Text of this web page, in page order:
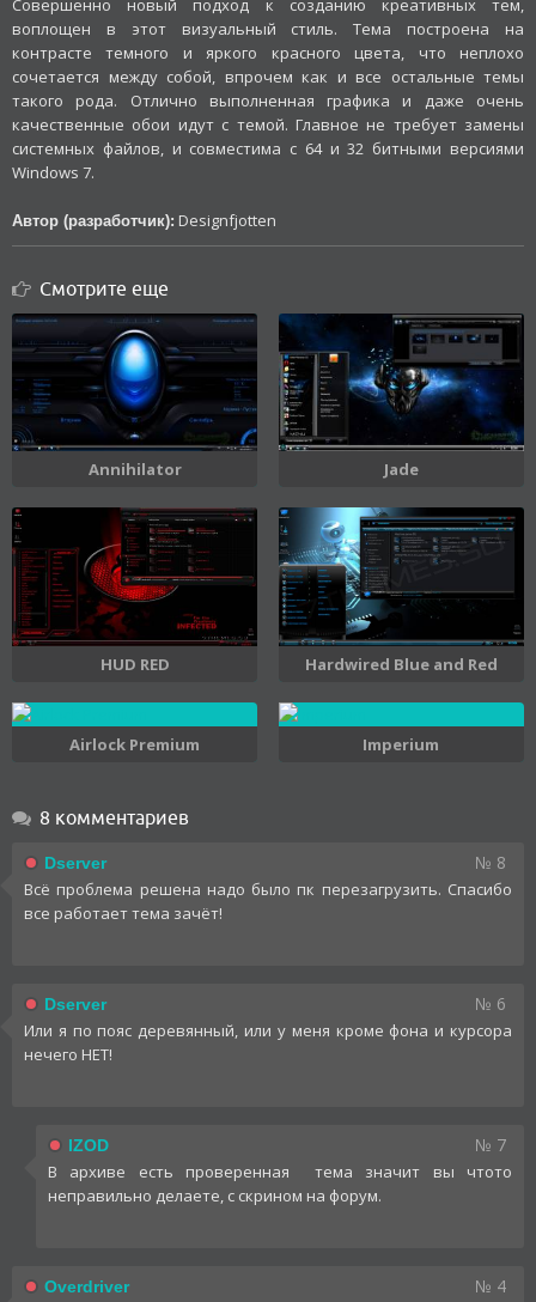
Совершенно новый подход к созданию креативных тем,
воплощен в этот визуальный стиль. Тема построена на
контрасте темного и яркого красного цвета, что неплохо
сочетается между собой, впрочем как и все остальные темы
такого рода. Отлично выполненная графика и даже очень
качественные обои идут с темой. Главное не требует замены
системных файлов, и совместима с 64 и 32 битными версиями
Windows 7.
Автор (разработчик): Designfjotten
Смотрите еще
Annihilator Jade
HUD RED Hardwired Blue and Red
Airlock Premium Imperium
8 комментариев
Dserver № 8
Всё проблема решена надо было пк перезагрузить. Спасибо
все работает тема зачёт!
Dserver № 6
Или я по пояс деревянный, или у меня кроме фона и курсора
нечего НЕТ!
IZOD № 7
В архиве есть проверенная тема значит вы чтото
неправильно делаете, с скрином на форум.
Overdriver № 4